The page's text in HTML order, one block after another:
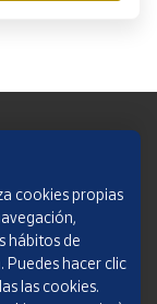
cookies propias
hábitos de
Puedes hacer clic
las cookies.